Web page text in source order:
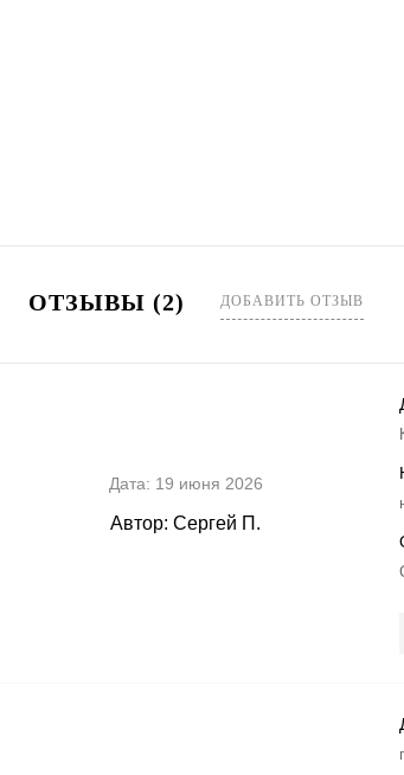
ОТЗЫВЫ (2) ДОБАВИТЬ ОТЗЫВ
Дата: 19 июня 2026
Автор: Сергей П.